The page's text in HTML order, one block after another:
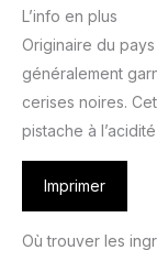
L’info en plus
Originaire du
généralement
cerises noires.
pistache à
Imprimer
Où trouver les